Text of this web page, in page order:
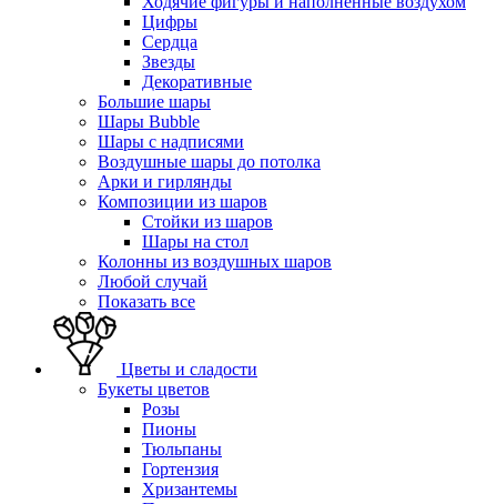
Цифры
Сердца
Звезды
Декоративные
Большие шары
Шары Bubble
Шары с надписями
Воздушные шары до потолка
Арки и гирлянды
Композиции из шаров
Стойки из шаров
Шары на стол
Колонны из воздушных шаров
Любой случай
Показать все
Цветы и сладости
Букеты цветов
Розы
Пионы
Тюльпаны
Гортензия
Хризантемы